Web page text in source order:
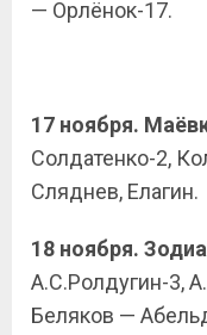
— Орлёнок-17.
17 ноября.
Солдатенко-2,
Сляднев, Елагин.
18 ноября.
А.С.Ролдугин-3,
Беляков —